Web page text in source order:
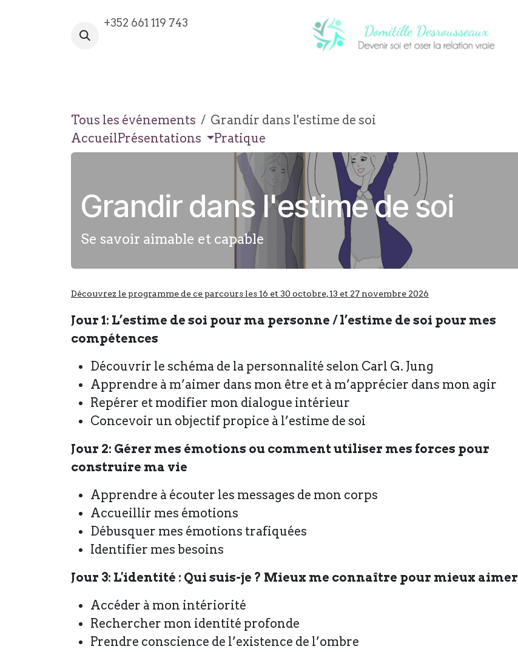
+352 661 119 743
Tous les événements
Grandir dans l'estime de soi
AccueilPrésentations Pratique
Grandir dans l'estime de soi
Se savoir aimable et capable
Découvrez le programme de ce parcours les 16 et 30 octobre, 13 et 27 novembre 2026
Jour 1: L’estime de soi pour ma personne / l’estime de soi pour mes
compétences
Découvrir le schéma de la personnalité selon Carl G. Jung
Apprendre à m’aimer dans mon être et à m’apprécier dans mon agir
Repérer et modifier mon dialogue intérieur
Concevoir un objectif propice à l’estime de soi
Jour 2: Gérer mes émotions ou comment utiliser mes forces pour
construire ma vie
Apprendre à écouter les messages de mon corps
Accueillir mes émotions
Débusquer mes émotions trafiquées
Identifier mes besoins
Jour 3: L'identité : Qui suis-je ? Mieux me connaître pour mieux aimer
Accéder à mon intériorité
Rechercher mon identité profonde
Prendre conscience de l’existence de l’ombre